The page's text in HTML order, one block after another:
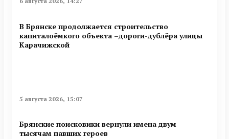
В Брянске продолжается строительство
капиталоёмкого объекта –дороги-дублёра улицы
Карачижской
5 августа 2026, 15:07
Брянские поисковики вернули имена двум
тысячам павших героев